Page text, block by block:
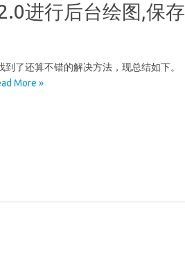
进行后台绘图,保存
了还算不错的解决方法，现总结如下。
More »